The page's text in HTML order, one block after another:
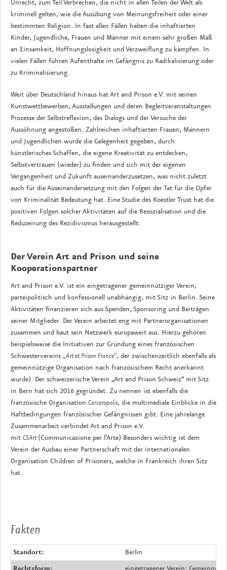
Unrecht, zum Teil Verbrechen, die nicht in allen Teilen der Welt als
kriminell gelten, wie die Ausübung von Meinungsfreiheit oder einer
bestimmten Religion. In fast allen Fällen haben die inhaftierten
Kinder, Jugendliche, Frauen und Männer mit einem sehr großen Maß
an Einsamkeit, Hoffnungslosigkeit und Verzweiflung zu kämpfen. In
vielen Fällen führen Aufenthalte im Gefängnis zu Radikalisierung oder
zu Kriminalisierung.
Weit über Deutschland hinaus hat Art and Prison e.V. mit seinen
Kunstwettbewerben, Ausstellungen und deren Begleitveranstaltungen
Prozesse der Selbstreflexion, des Dialogs und der Versuche der
Aussöhnung angestoßen. Zahlreichen inhaftierten Frauen, Männern
und Jugendlichen wurde die Gelegenheit gegeben, durch
künstlerisches Schaffen, die eigene Kreativität zu entdecken,
Selbstvertrauen (wieder) zu finden und sich mit der eigenen
Vergangenheit und Zukunft auseinanderzusetzen, was nicht zuletzt
auch für die Auseinandersetzung mit den Folgen der Tat für die Opfer
von Kriminalität Bedeutung hat. Eine Studie des Koestler Trust hat die
positiven Folgen solcher Aktivitäten auf die Resozialisation und die
Reduzeirung des Rezidivismus herausgestellt.
Der Verein Art and Prison und seine
Kooperationspartner
Art and Prison e.V. ist ein eingetragener gemeinnütziger Verein,
parteipolitisch und konfessionell unabhängig, mit Sitz in Berlin. Seine
Aktivitäten finanzieren sich aus Spenden, Sponsoring und Beiträgen
seiner Mitglieder. Der Verein arbeitet eng mit Partnerorganisationen
zusammen und baut sein Netzwerk europaweit aus. Hierzu gehören
beispielsweise die Initiativen zur Gründung eines französischen
Schwestervereins „Art et Prison France“, der zwischenzeitlich ebenfalls als
gemeinnützige Organisation nach französischem Recht anerkannt
wurde). Der schweizerische Verein „Art and Prison Schweiz“ mit Sitz
in Bern hat sich 2016 gegründet. Zu nennen ist ebenfalls die
französische Organisation Carceropolis, die multimediale Einblicke in die
Haftbedingungen französischer Gefängnissen gibt. Eine jahrelange
Zusammenarbeit verbindet Art and Prison e.V.
mit CSArt (Communicazione per l’Arte) Besonders wichtig ist dem
Verein der Ausbau einer Partnerschaft mit der internationalen
Organisation Children of Prisoners, welche in Frankreich ihren Sitz
hat.
Fakten
Standort:
Berlin
Rechtsform:
eingetragener Verein;